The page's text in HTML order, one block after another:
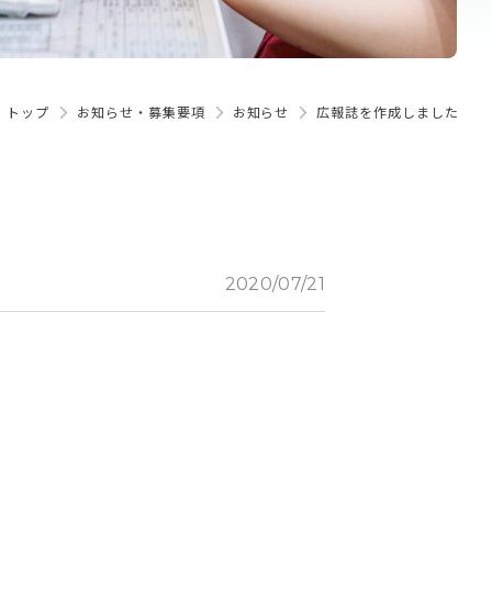
トップ お知らせ・募集要項 お知らせ 広報誌を作成しました
2020/07/21